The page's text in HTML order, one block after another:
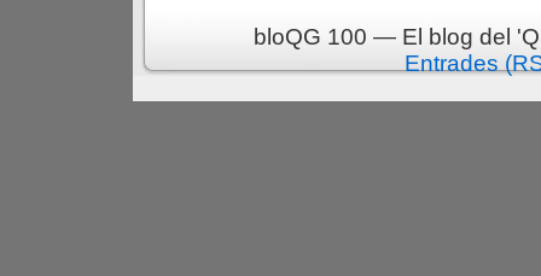
bloQG 100 — El blog del
Entrades